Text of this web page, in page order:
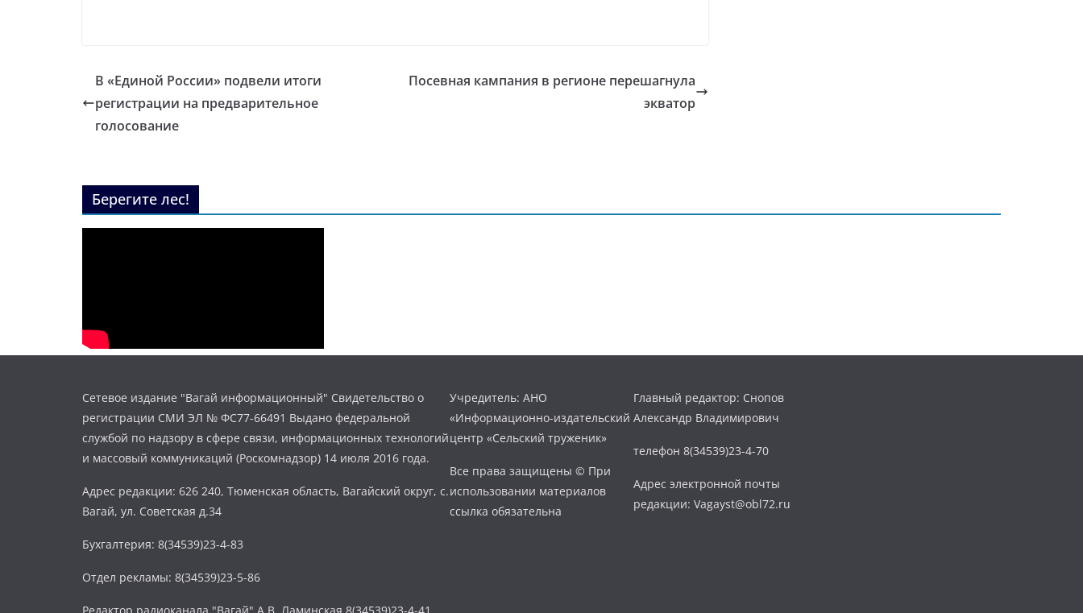
В «Единой России» подвели итоги
регистрации на предварительное
голосование
Посевная кампания в регионе перешагнула
экватор
Берегите лес!
Сетевое издание "Вагай информационный" Свидетельство о
регистрации СМИ ЭЛ № ФС77-66491 Выдано федеральной
службой по надзору в сфере связи, информационных технологий
и массовый коммуникаций (Роскомнадзор) 14 июля 2016 года.
Адрес редакции: 626 240, Тюменская область, Вагайский округ, с.
Вагай, ул. Советская д.34
Бухгалтерия: 8(34539)23-4-83
Отдел рекламы: 8(34539)23-5-86
Учредитель: АНО
«Информационно-издательский
центр «Сельский труженик»
Все права защищены © При
использовании материалов
ссылка обязательна
Главный редактор: Снопов
Александр Владимирович
телефон 8(34539)23-4-70
Адрес электронной почты
редакции: Vagayst@obl72.ru